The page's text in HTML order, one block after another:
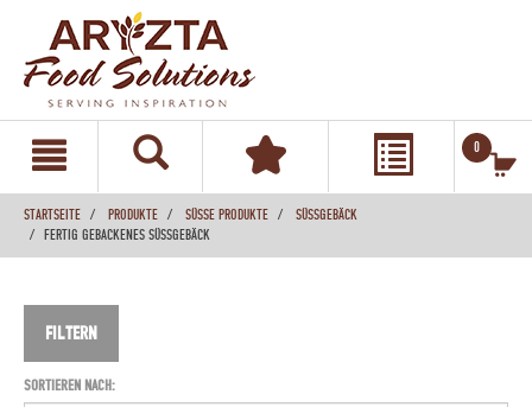
0
STARTSEITE PRODUKTE SÜSSE PRODUKTE
SÜSSGEBÄCK
FERTIG GEBACKENES SÜSSGEBÄCK
FILTERN
SORTIEREN NACH: